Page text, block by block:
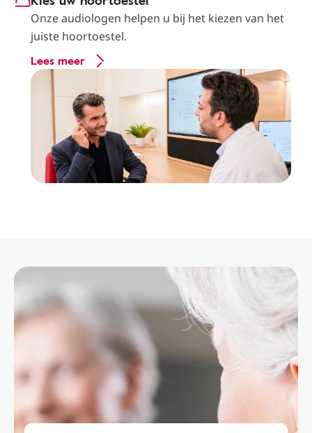
Onze audiologen helpen u bij het kiezen van het
juiste hoortoestel.
Lees meer